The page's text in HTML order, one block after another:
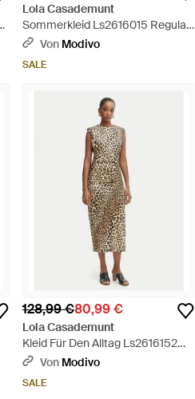
Lola Casademunt
Sommerkleid Ls2616015 Regular
Fit - Braun
Von Modivo
SALE
128,99 €80,99 €
Lola Casademunt
Kleid Für Den Alltag Ls2616152
Regular Fit - Braun
Von Modivo
SALE